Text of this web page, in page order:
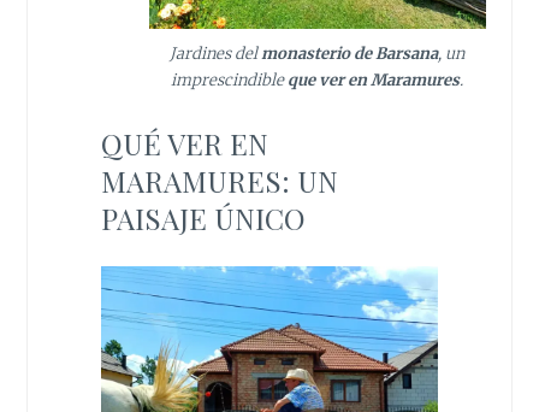
Jardines delmonasterio de Barsana, un
imprescindibleque ver en Maramures.
QUÉ VER EN
MARAMURES: UN
PAISAJE ÚNICO